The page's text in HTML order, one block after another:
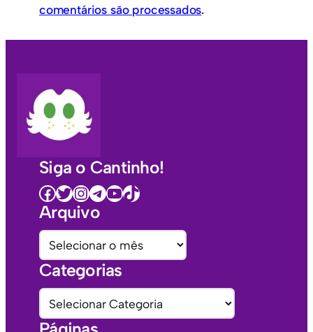
comentários são processados.
Siga o Cantinho!
Facebook Twitter InstagramTelegramYoutube TikTok
Arquivo
A
r
q
u
v
Categorias
C
a